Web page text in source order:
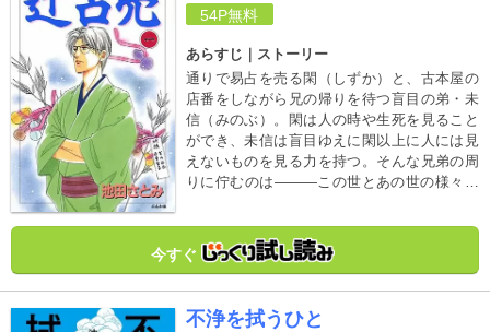
54P無料
あらすじ｜ストーリー
通りで易占を売る閑（しずか）と、古本屋の
店番をしながら兄の帰りを待つ盲目の弟・未
信（みのぶ）。閑は人の時や生死を見ること
ができ、未信は盲目ゆえに閑以上に人には見
えないものを見る力を持つ。そんな兄弟の周
りに佇むのは―――この世とあの世の様々な
の行き場のない思い…迷える思いを兄弟が導
く、池田さとみのヒーリングホラー。
今すぐ
不浄を拭うひと